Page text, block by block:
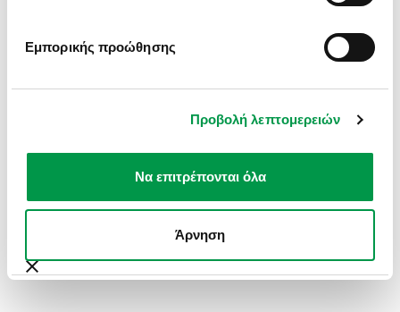
Εμπορικής προώθησης
Προβολή λεπτομερειών
Να επιτρέπονται όλα
Άρνηση